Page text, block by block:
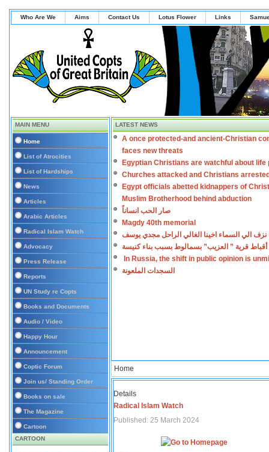
Who Are We Aims Contact Us Lotus Flower Links
MAIN MENU
Home
List of Atrocities
List of Hardships
News
Articles
Arabic Articles
Radical Islam Watch
Advocacy
Press Release
Reports
UN Study re Copts
Books and Documents
Audio / Video
Happy Hour
Announcement
Coptic Forum
Join us/ Standing Order
Books on sale
The Magazine
Cartoon
CARTOON
LATEST NEWS
A once protected-and ancient-Christian
faces new threats
Egyptian Christians are watchful about life
Churches attacked and Christians
Egypt officials abetted kidnappers of
Muslim Brotherhood behind abduction
صار الحب انساناً
Magdy 40th memorial
نزف الي السماء اخينا الغالي الراحل مجدي يوسف
أقباط قرية ” العزيب” بسمالوط بسبب بناء كنيسة
In Russia, the shift in public opinion is
السجدات الملعونة
Home
Details
Radical Islam Watch
Published: 25 March 2024